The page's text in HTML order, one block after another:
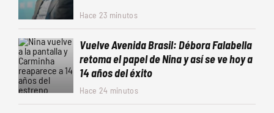
Hace 23 minutos
Vuelve Avenida Brasil: Débora Falabella
retoma el papel de Nina y así se ve hoy a
14 años del éxito
Hace 24 minutos